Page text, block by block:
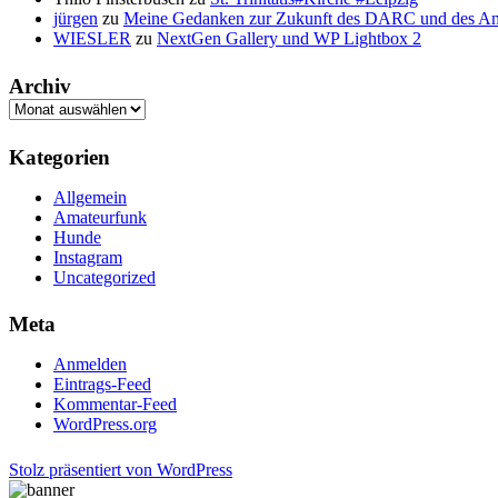
jürgen zu Meine Gedanken zur Zukunft des DARC und des
WIESLER zu NextGen Gallery und WP Lightbox 2
Archiv
Archiv
Kategorien
Allgemein
Amateurfunk
Hunde
Instagram
Uncategorized
Meta
Anmelden
Eintrags-Feed
Kommentar-Feed
WordPress.org
Stolz präsentiert von WordPress